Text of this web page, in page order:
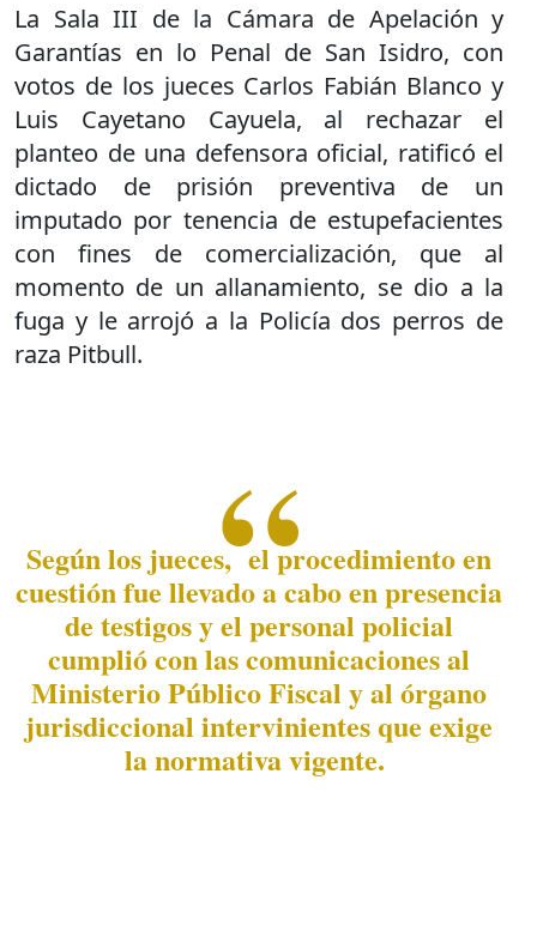
La Sala III de la Cámara de Apelación y
Garantías en lo Penal de San Isidro, con
votos de los jueces Carlos Fabián Blanco y
Luis Cayetano Cayuela, al rechazar el
planteo de una defensora oficial, ratificó el
dictado de prisión preventiva de un
imputado por tenencia de estupefacientes
con fines de comercialización, que al
momento de un allanamiento, se dio a la
fuga y le arrojó a la Policía dos perros de
raza Pitbull.
Según los jueces, el procedimiento en
cuestión fue llevado a cabo en presencia
de testigos y el personal policial
cumplió con las comunicaciones al
Ministerio Público Fiscal y al órgano
jurisdiccional intervinientes que exige
la normativa vigente.